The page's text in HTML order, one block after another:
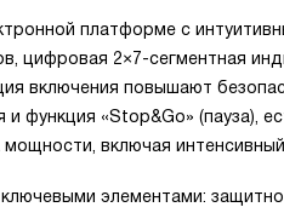
платформе с
цифровая 2×7-сегментная
включения повышают
и функция «Stop&Go» (пауза),
мощности, включая
элементами: